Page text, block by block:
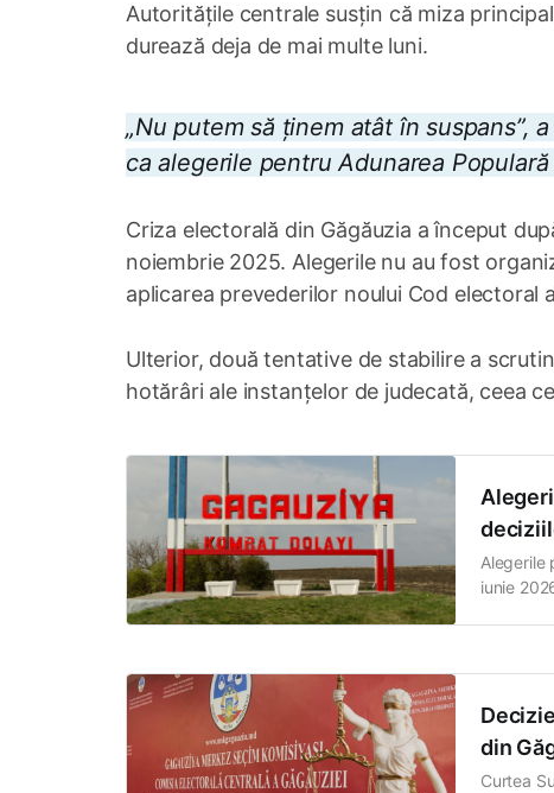
Autoritățile centrale susțin că miza
durează deja de mai multe luni.
„Nu putem să ținem atât în suspans”,
ca alegerile pentru Adunarea
Criza electorală din Găgăuzia a început
noiembrie 2025. Alegerile nu au fost
aplicarea prevederilor noului Cod electoral
Ulterior, două tentative de stabilire a
hotărâri ale instanțelor de judecată, ceea
Alegerile
iunie
din
Curtea